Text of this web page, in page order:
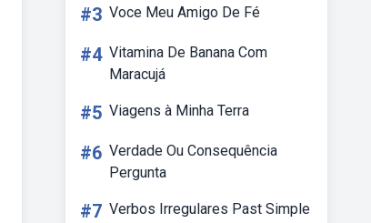
#3 Voce Meu Amigo De Fé
#4 Vitamina De Banana Com
Maracujá
#5 Viagens à Minha Terra
#6 Verdade Ou Consequência
Pergunta
#7 Verbos Irregulares Past Simple